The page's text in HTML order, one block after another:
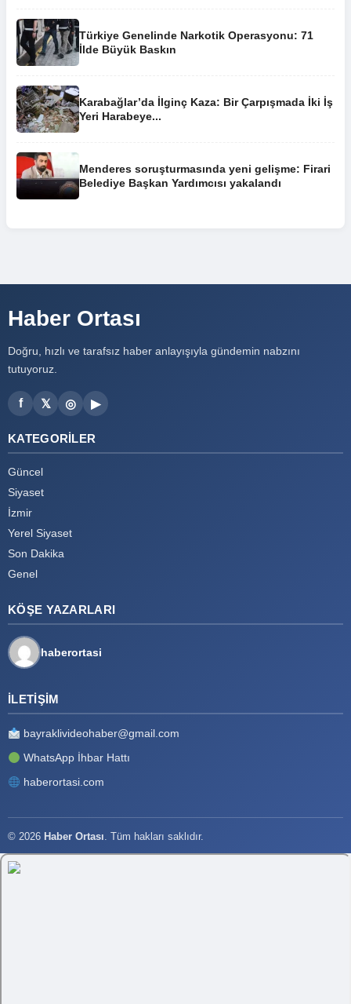
Türkiye Genelinde Narkotik Operasyonu: 71
İlde Büyük Baskın
Karabağlar’da İlginç Kaza: Bir Çarpışmada İki İş
Yeri Harabeye...
Menderes soruşturmasında yeni gelişme: Firari
Belediye Başkan Yardımcısı yakalandı
Haber Ortası
Doğru, hızlı ve tarafsız haber anlayışıyla gündemin nabzını
tutuyoruz.
f 𝕏 ◎ ▶
KATEGORILER
Güncel
Siyaset
İzmir
Yerel Siyaset
Son Dakika
Genel
KÖŞE YAZARLARI
haberortasi
İLETIŞIM
bayraklivideohaber@gmail.com
WhatsApp İhbar Hattı
haberortasi.com
© 2026 Haber Ortası. Tüm hakları saklıdır.